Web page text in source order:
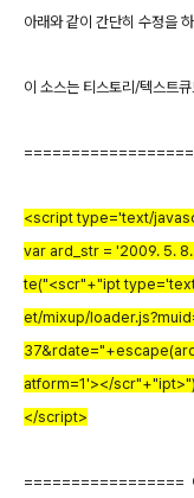
아래와 같이 간단히 수정을
이 소스는 티스토리/텍스트
<script type='text/
var ard_str = '2009. 5.
te("<scr"+"ipt
et/mixup/
atform=1'></
</script>
=================